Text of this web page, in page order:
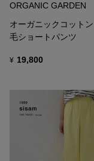
ORGANIC GARDEN
オーガニックコット
毛ショートパンツ
¥ 19,800